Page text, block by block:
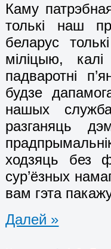
Каму
толькі наш
беларус
міліцыю,
падваротні
будзе
нашых
разганяць
ходзяць без
сур’ёзных
вам гэта
Далей »